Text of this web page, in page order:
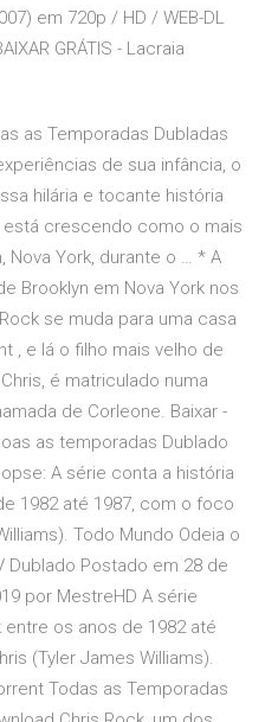
em 720p / HD / WEB-DL
GRÁTIS - Lacraia
as Temporadas Dubladas
de sua infância, o
hilária e tocante história
crescendo como o mais
Nova York, durante o … * A
Brooklyn em Nova York nos
se muda para uma casa
, e lá o filho mais velho de
é matriculado numa
de Corleone. Baixar -
as temporadas Dublado
A série conta a história
1982 até 1987, com o foco
Todo Mundo Odeia o
Dublado Postado em 28 de
por MestreHD A série
os anos de 1982 até
(Tyler James Williams).
Todas as Temporadas